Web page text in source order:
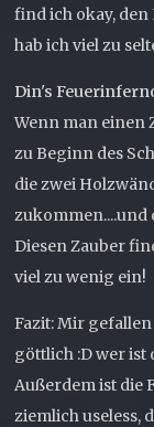
find ich okay, den
hab ich viel zu
Din's
Wenn man einen
zu Beginn des
die zwei
zukommen....und
Diesen Zauber
viel zu wenig ein!
Fazit: Mir
göttlich :D wer ist
Außerdem ist die
ziemlich useless,